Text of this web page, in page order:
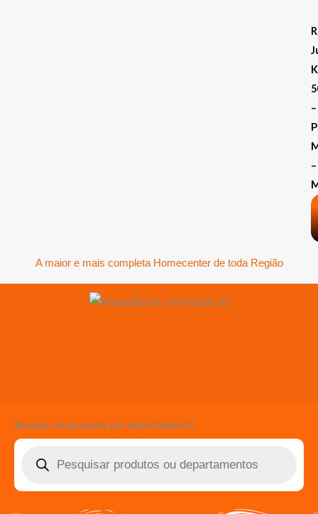
–
–
A maior e mais completa Homecenter de toda Região
Busque seu produto por departamento
Pesquisar